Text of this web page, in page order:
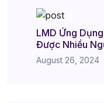
LMD Ứng
Được Nhiều
August 26, 2024